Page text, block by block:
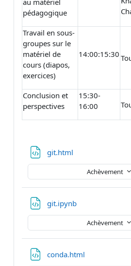
au matériel
pédagogique
Travail en sous-
groupes sur le
matériel de
cours (diapos,
exercices)
14:00:15:30
Conclusion et
perspectives
15:30-
16:00
git.html
Achèvement
git.ipynb
Achèvement
conda.html